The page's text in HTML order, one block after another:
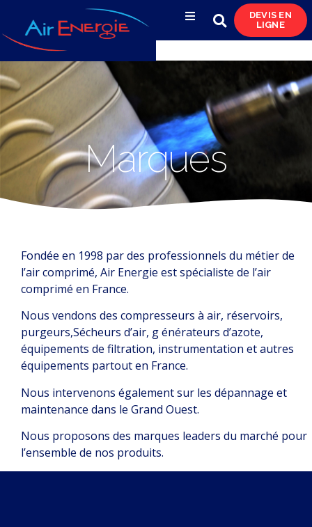
& condensats
Réservoirs
& réseaux de distribution
Azote
& pompes à vide
Occasions
& locations
DEVIS EN
LIGNE
Marques
Marques
Fondée en 1998 par des professionnels du métier de
l’air comprimé, Air Energie est spécialiste de l’air
comprimé en France.
Nous vendons des compresseurs à air, réservoirs,
purgeurs,Sécheurs d’air, générateurs d’azote,
équipements de filtration, instrumentation et autres
équipements partout en France.
Nous intervenons également sur les dépannage et
maintenance dans le Grand Ouest.
Nous proposons des marques leaders du marché pour
l’ensemble de nos produits.